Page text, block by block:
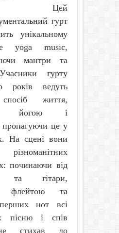
Цей
гурт
унікальному
yoga music,
мантри та
гурту
років ведуть
життя,
йогою і
пропагуючи це у
На сцені вони
починаючи від
та гітари,
флейтою та
нот всі
пісню і спів
стихав до